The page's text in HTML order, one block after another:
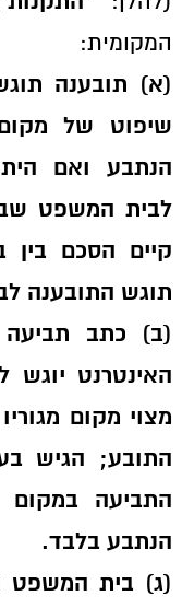
המקומית:
(א) תובענה
שיפוט של
הנתבע ואם
לבית המשפט
קיים הסכם בין
תוגש התובענה
(ב) כתב
האינטרנט
מצוי מקום
התובע; הגיש
התביעה
הנתבע בלבד.
(ג) בית המשפט